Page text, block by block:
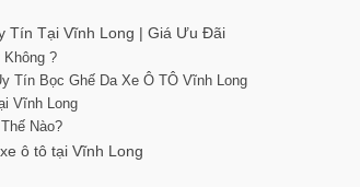
Tín Tại Vĩnh Long | Giá Ưu Đãi
Không ?
Tín Bọc Ghế Da Xe Ô TÔ Vĩnh Long
Vĩnh Long
Nào?
ô tô tại Vĩnh Long